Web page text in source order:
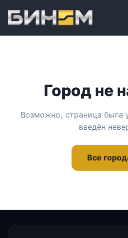
Город не
Возможно, страница была
введён
Все